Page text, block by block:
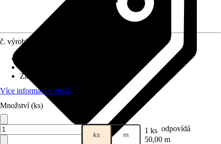
č. výrobku
Základní barva
Více informací o zboží
Množství (ks)
ks m 1 ks odpovídá
50,00 m